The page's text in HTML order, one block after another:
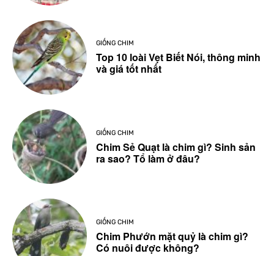
GIỐNG CHIM
Top 10 loài Vẹt Biết Nói, thông minh
và giá tốt nhất
GIỐNG CHIM
Chim Sẻ Quạt là chim gì? Sinh sản
ra sao? Tổ làm ở đâu?
GIỐNG CHIM
Chim Phướn mặt quỷ là chim gì?
Có nuôi được không?